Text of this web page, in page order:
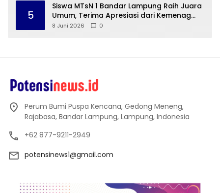
5
Siswa MTsN 1 Bandar Lampung Raih Juara
Umum, Terima Apresiasi dari Kemenag
Kota Bandar Lampung
8 Juni 2026 0
Perum Bumi Puspa Kencana, Gedong Meneng,
Rajabasa, Bandar Lampung, Lampung, Indonesia
+62 877-9211-2949
potensinews1@gmail.com